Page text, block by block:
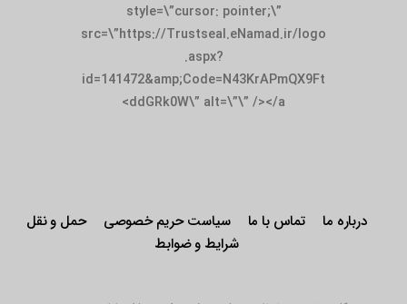
style=\”cursor: pointer;\”
src=\”https://Trustseal.eNamad.ir/logo
.aspx?
id=141472&amp;Code=N43KrAPmQX9Ft
ddGRk0W\” alt=\”\” /></a>
درباره ما تماس با ما سیاست حریم خصوصی
حمل و نقل
شرایط و ضوابط